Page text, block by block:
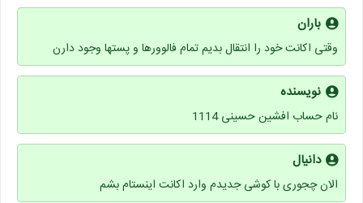
باران
وقتی اکانت خود را انتقال بدیم تمام فالوورها و پستها وجود دارن
نویسنده
نام حساب افشین حسینی 1114
دانیال
الان چجوری با کوشی جدیدم وارد اکانت اینستام بشم